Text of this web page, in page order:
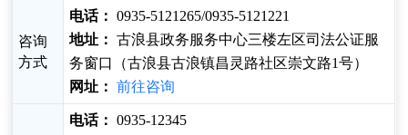
咨询
方式
电话： 0935-5121265/0935-5121221
地址： 古浪县政务服务中心三楼左区司法公证服
务窗口（古浪县古浪镇昌灵路社区崇文路1号）
网址： 前往咨询
电话： 0935-12345